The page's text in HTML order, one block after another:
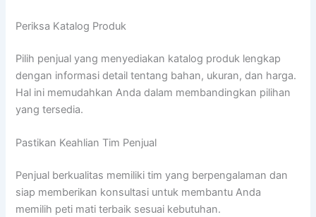
Periksa Katalog Produk
Pilih penjual yang menyediakan katalog produk lengkap
dengan informasi detail tentang bahan, ukuran, dan harga.
Hal ini memudahkan Anda dalam membandingkan pilihan
yang tersedia.
Pastikan Keahlian Tim Penjual
Penjual berkualitas memiliki tim yang berpengalaman dan
siap memberikan konsultasi untuk membantu Anda
memilih peti mati terbaik sesuai kebutuhan.